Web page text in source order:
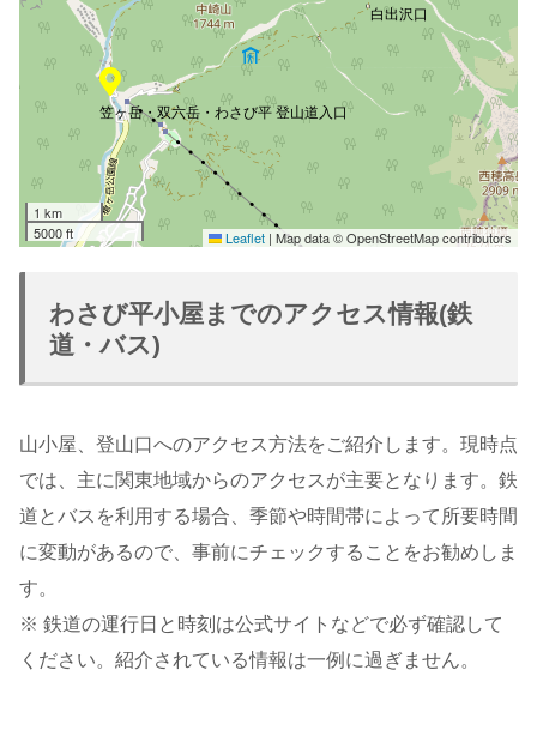
笠ヶ岳・双六岳・わさび平 登山道入口
白出沢口
1 km
5000 ft
Leaflet | Map data © OpenStreetMap contributors
わさび平小屋までのアクセス情報(鉄
道・バス)
山小屋、登山口へのアクセス方法をご紹介します。現時点
では、主に関東地域からのアクセスが主要となります。鉄
道とバスを利用する場合、季節や時間帯によって所要時間
に変動があるので、事前にチェックすることをお勧めしま
す。
※ 鉄道の運行日と時刻は公式サイトなどで必ず確認して
ください。紹介されている情報は一例に過ぎません。